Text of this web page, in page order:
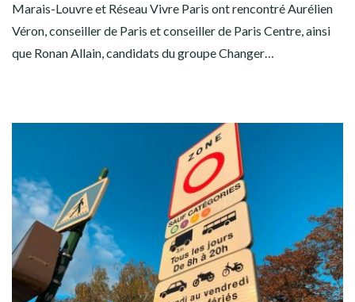
Marais-Louvre et Réseau Vivre Paris ont rencontré Aurélien
Véron, conseiller de Paris et conseiller de Paris Centre, ainsi
que Ronan Allain, candidats du groupe Changer…